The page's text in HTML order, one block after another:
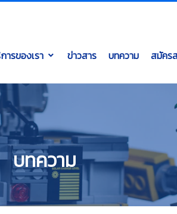
ารของเรา ข่าวสาร บทความ สมัคร
บทความ